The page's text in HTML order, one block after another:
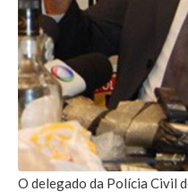
O delegado da Polícia Civil